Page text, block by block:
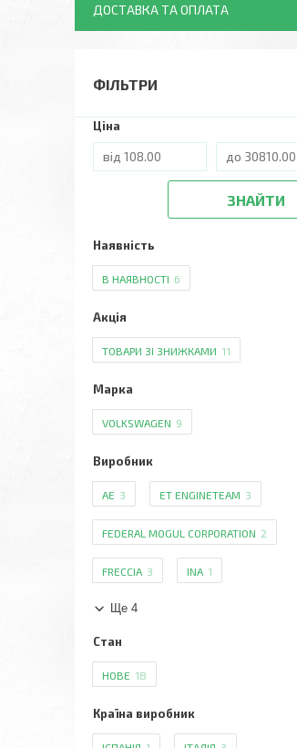
ДОСТАВКА ТА ОПЛАТА
ФІЛЬТРИ
Ціна
ЗНАЙТИ
Наявність
В НАЯВНОСТІ 6
Акція
ТОВАРИ ЗІ ЗНИЖКАМИ 11
Марка
VOLKSWAGEN 9
Виробник
AE 3 ET ENGINETEAM 3
FEDERAL MOGUL CORPORATION 2
FRECCIA 3 INA 1
Ще 4
Стан
НОВЕ 18
Країна виробник